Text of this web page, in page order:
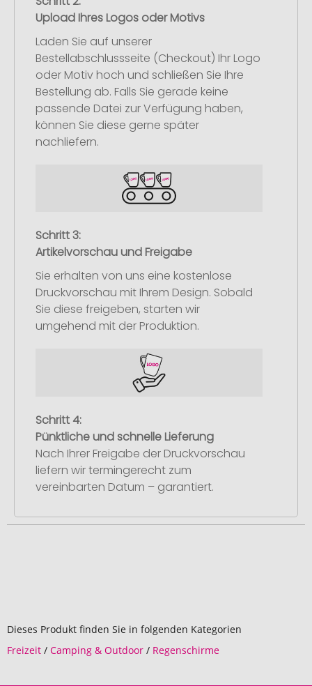
Upload Ihres Logos oder Motivs
Laden Sie auf unserer
Bestellabschlussseite (Checkout) Ihr Logo
oder Motiv hoch und schließen Sie Ihre
Bestellung ab. Falls Sie gerade keine
passende Datei zur Verfügung haben,
können Sie diese gerne später
nachliefern.
Schritt 3:
Artikelvorschau und Freigabe
Sie erhalten von uns eine kostenlose
Druckvorschau mit Ihrem Design. Sobald
Sie diese freigeben, starten wir
umgehend mit der Produktion.
Schritt 4:
Pünktliche und schnelle Lieferung
Nach Ihrer Freigabe der Druckvorschau
liefern wir termingerecht zum
vereinbarten Datum – garantiert.
Dieses Produkt finden Sie in folgenden Kategorien
Freizeit / Camping & Outdoor / Regenschirme